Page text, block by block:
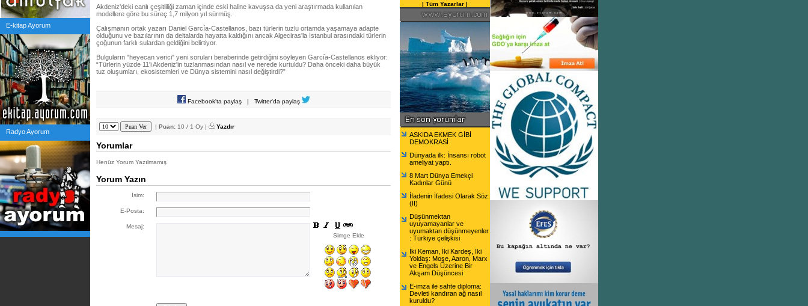
E-kitap Ayorum
Radyo Ayorum
Akdeniz'deki canlı çeşitliliği zaman içinde eski haline kavuşsa da yeni araştırmada kullanılan
modellere göre bu süreç 1,7 milyon yıl sürmüş.
Çalışmanın ortak yazarı Daniel García-Castellanos, bazı türlerin tuzlu ortamda yaşamaya adapte
olduğunu ve bazılarının da deltalarda hayatta kaldığını ancak Algeciras'la İstanbul arasındaki türlerin
çoğunun farklı sulardan geldiğini belirtiyor.
Bulguların "heyecan verici" yeni soruları beraberinde getirdiğini söyleyen García-Castellanos ekliyor:
“Türlerin yüzde 11'i Akdeniz'in tuzlanmasından nasıl ve nerede kurtuldu? Daha önceki daha büyük
tuz oluşumları, ekosistemleri ve Dünya sistemini nasıl değiştirdi?”
Facebook'ta paylaş | Twitter'da paylaş
| Puan: 10 / 1 Oy | Yazdır
Yorumlar
Henüz Yorum Yazılmamış
Yorum Yazın
İsim:
E-Posta:
Mesaj:
Simge Ekle
| Tüm Yazarlar |
ASKIDA EKMEK GİBİ
DEMOKRASİ
Dünyada ilk: İnsansı robot
ameliyat yaptı.
8 Mart Dünya Emekçi
Kadınlar Günü
İfadenin İfadesi Olarak Söz.
(II)
Düşünmektan
uyuyamayanlar ve
uyumaktan düşünmeyenler
: Türkiye çelişkisi
İki Keman, İki Kardeş, İki
Yoldaş: Moşe, Aaron, Marx
ve Engels Üzerine Bir
Akşam Düşüncesi
E-imza ile sahte diploma:
Devleti kandıran ağ nasıl
kuruldu?